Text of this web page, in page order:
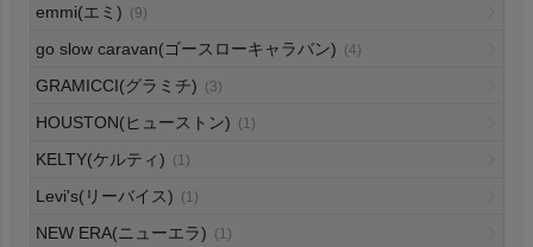
HOKA
メンズカジュアルウェア
emmi(エミ) (9)
go slow caravan(ゴースローキャラバン) (4)
GRAMICCI(グラミチ) (3)
HOUSTON(ヒューストン) (1)
KELTY(ケルティ) (1)
Levi's(リーバイス) (1)
NEW ERA(ニューエラ) (1)